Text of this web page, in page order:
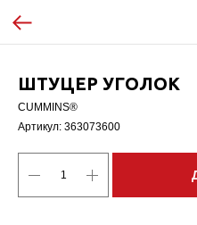
ШТУЦЕР УГОЛОК
CUMMINS®
Артикул: 363073600